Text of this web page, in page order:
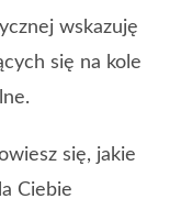
wskazuję
się na kole
się, jakie
Ciebie